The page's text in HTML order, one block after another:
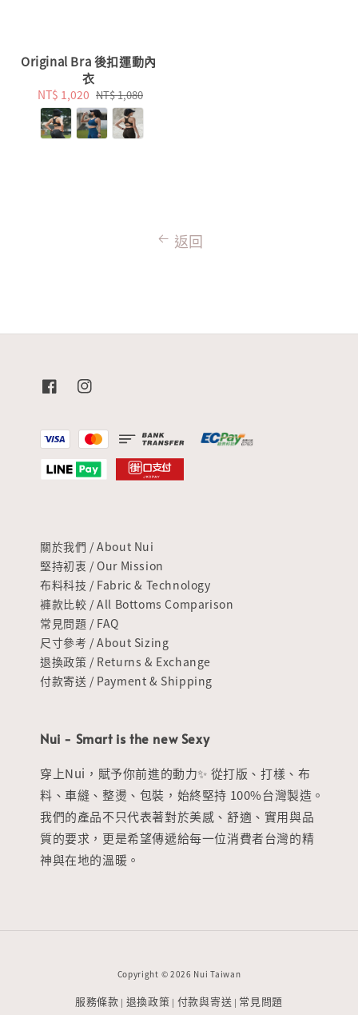
Original Bra 後扣運動內
衣
Sale
price
NT$ 1,020 Regular
price
NT$ 1,080
返回
關於我們 / About Nui
堅持初衷 / Our Mission
布料科技 / Fabric & Technology
褲款比較 / All Bottoms Comparison
常見問題 / FAQ
尺寸參考 / About Sizing
退換政策 / Returns & Exchange
付款寄送 / Payment & Shipping
Nui - Smart is the new Sexy
穿上Nui，賦予你前進的動力✨ 從打版、打樣、布
料、車縫、整燙、包裝，始終堅持 100%台灣製造。
我們的產品不只代表著對於美感、舒適、實用與品
質的要求，更是希望傳遞給每一位消費者台灣的精
神與在地的溫暖。
Copyright © 2026 Nui Taiwan
服務條款 | 退換政策 | 付款與寄送 | 常見問題